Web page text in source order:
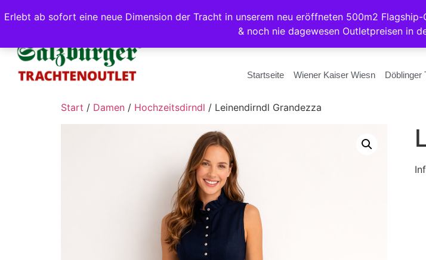
Erlebt ab sofort eine neue Dimension der Tracht in unserem neu eröffneten 500m2
& noch nie dagewesen Outletpreisen in
Startseite Wiener Kaiser Wiesn Döblinger
Start / Damen / Hochzeitsdirndl / Leinendirndl Grandezza